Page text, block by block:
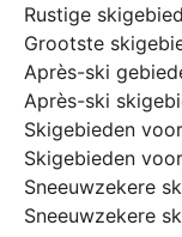
Rustige
Grootste
Après-ski
Après-ski
Skigebieden
Skigebieden
Sneeuwzekere
Sneeuwzekere